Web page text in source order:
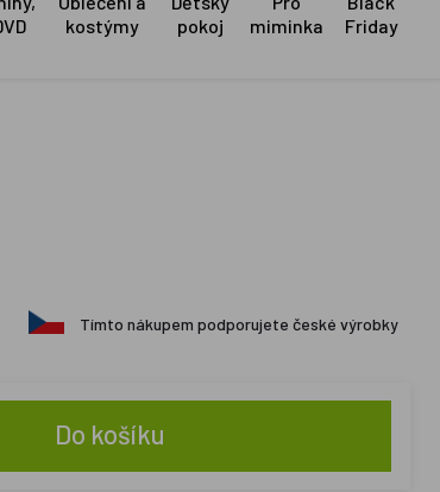
kostýmy
pokoj
miminka
Friday
Tímto nákupem podporujete české výrobky
Do košíku